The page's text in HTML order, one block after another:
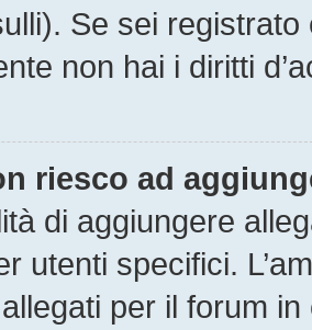
Se sei
non hai i diritti
riesco ad
di aggiungere
utenti specifici.
per il forum